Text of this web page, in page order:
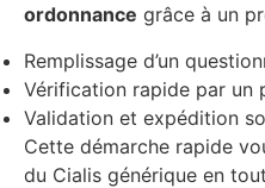
ordonnance grâce à un
Remplissage d’un
Vérification rapide par un
Validation et expédition
Cette démarche rapide
du Cialis générique en